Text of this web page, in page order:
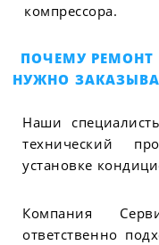
компрессора.
ПОЧЕМУ
НУЖНО
Наши
технический
установке
Компания
ответственно